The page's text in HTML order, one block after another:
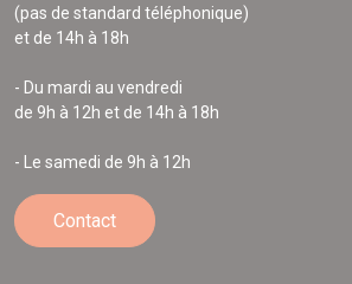
(pas de standard téléphonique)
et de 14h à 18h
- Du mardi au vendredi
de 9h à 12h et de 14h à 18h
- Le samedi de 9h à 12h
Contact